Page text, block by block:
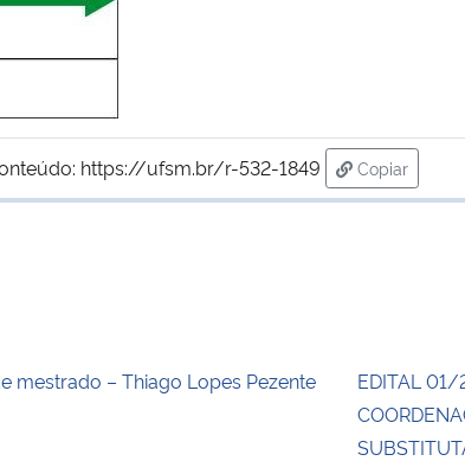
https://ufsm.br/r-532-1849
Copiar
para área
mestrado – Thiago Lopes Pezente
EDITAL 01/